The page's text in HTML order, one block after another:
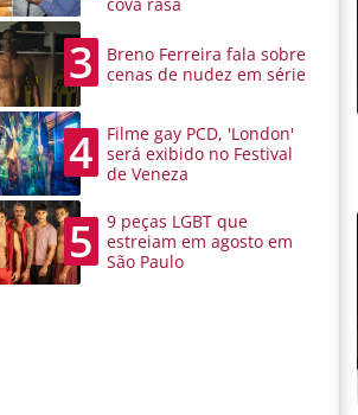
3
Breno Ferreira fala sobre
cenas de nudez em série
4
Filme gay PCD, 'London'
será exibido no Festival
de Veneza
5
9 peças LGBT que
estreiam em agosto em
São Paulo